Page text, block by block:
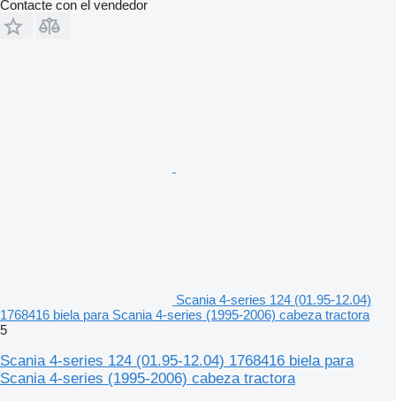
Contacte con el vendedor
Scania 4-series 124 (01.95-12.04)
1768416 biela para Scania 4-series (1995-2006) cabeza tractora
5
Scania 4-series 124 (01.95-12.04) 1768416 biela para
Scania 4-series (1995-2006) cabeza tractora